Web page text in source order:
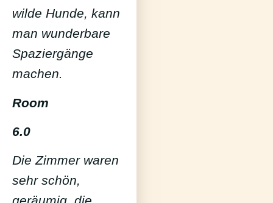
wilde Hunde, kann
man wunderbare
Spaziergänge
machen.
Room
6.0
Die Zimmer waren
sehr schön,